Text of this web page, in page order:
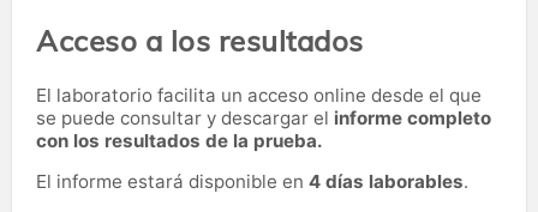
Acceso a los resultados
El laboratorio facilita un acceso online desde el que
se puede consultar y descargar el informe completo
con los resultados de la prueba.
El informe estará disponible en 4 días laborables.